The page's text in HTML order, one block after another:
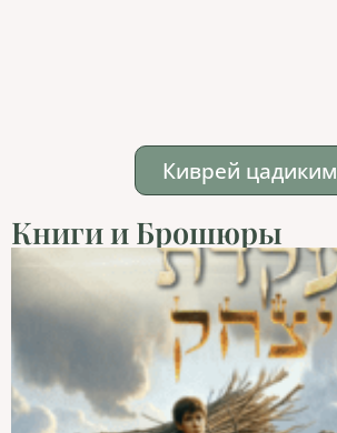
Киврей цадиким
Книги и Брошюры